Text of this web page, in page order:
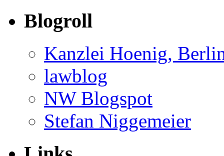
Blogroll
Kanzlei Hoenig,
lawblog
NW Blogspot
Stefan Niggemeier